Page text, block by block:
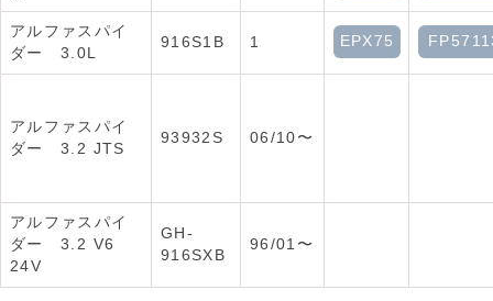
アルファスパイ
ダー 3.0L
916S1B 1 EPX75
アルファスパイ
ダー 3.2 JTS
93932S 06/10〜
アルファスパイ
ダー 3.2 V6
24V
GH-
916SXB
96/01〜